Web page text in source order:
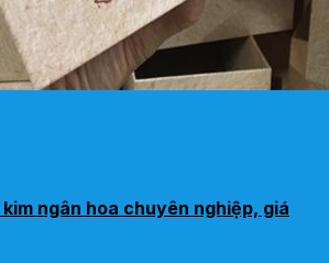
ngân hoa chuyên nghiệp, giá